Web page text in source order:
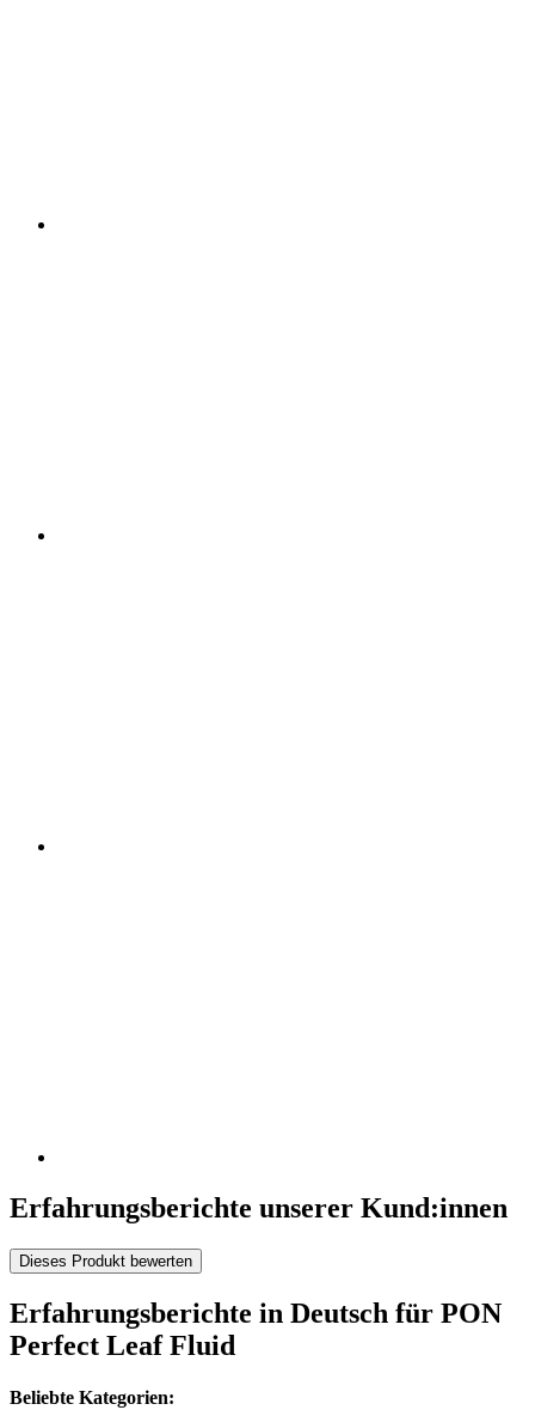
Erfahrungsberichte unserer Kund:innen
Dieses Produkt bewerten
Erfahrungsberichte in Deutsch für PON
Perfect Leaf Fluid
Beliebte Kategorien: